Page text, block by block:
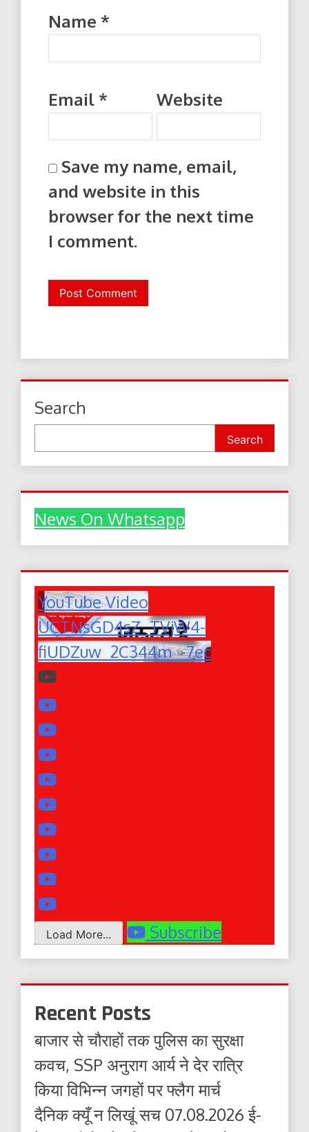
Name *
Email * Website
Save my name, email,
and website in this
browser for the next time
I comment.
Search
Search
News On Whatsapp
YouTube Video
UCTNsGD4sZ_TVjW4-
fiUDZuw_2C344m_-7ec
Load More... Subscribe
Recent Posts
बाजार से चौराहों तक पुलिस का सुरक्षा
कवच, SSP अनुराग आर्य ने देर रात्रि
किया विभिन्न जगहों पर फ्लैग मार्च
दैनिक क्यूँ न लिखूं सच 07.08.2026 ई-